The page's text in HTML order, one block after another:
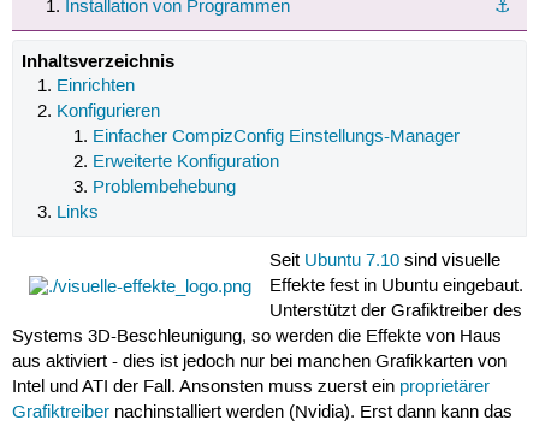
⚓︎
Installation von Programmen
Inhaltsverzeichnis
Einrichten
Konfigurieren
Einfacher CompizConfig Einstellungs-Manager
Erweiterte Konfiguration
Problembehebung
Links
Seit Ubuntu 7.10 sind visuelle
Effekte fest in Ubuntu eingebaut.
Unterstützt der Grafiktreiber des
Systems 3D-Beschleunigung, so werden die Effekte von Haus
aus aktiviert - dies ist jedoch nur bei manchen Grafikkarten von
Intel und ATI der Fall. Ansonsten muss zuerst ein proprietärer
Grafiktreibernachinstalliert werden (Nvidia). Erst dann kann das